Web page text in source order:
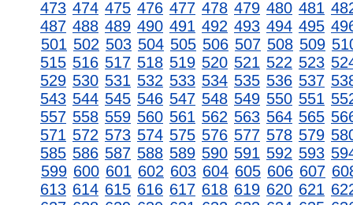
473 474 475 476 477 478 479 480 481
487 488 489 490 491 492 493 494 495
501 502 503 504 505 506 507 508 509
515 516 517 518 519 520 521 522 523
529 530 531 532 533 534 535 536 537
543 544 545 546 547 548 549 550 551
557 558 559 560 561 562 563 564 565
571 572 573 574 575 576 577 578 579
585 586 587 588 589 590 591 592 593
599 600 601 602 603 604 605 606 607
613 614 615 616 617 618 619 620 621